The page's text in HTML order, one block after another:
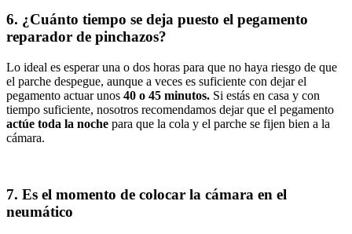
6. ¿Cuánto tiempo se deja puesto el pegamento
reparador de pinchazos?
Lo ideal es esperar una o dos horas para que no haya riesgo de que
el parche despegue, aunque a veces es suficiente con dejar el
pegamento actuar unos 40 o 45 minutos. Si estás en casa y con
tiempo suficiente, nosotros recomendamos dejar que el pegamento
actúe toda la noche para que la cola y el parche se fijen bien a la
cámara.
7. Es el momento de colocar la cámara en el
neumático